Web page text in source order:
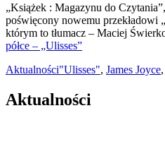
„Książek : Magazynu do
poświęcony nowemu przekładowi
którym to tłumacz – Maciej
półce – „Ulisses”
Aktualności"Ulisses", James Joyce,
Aktualności